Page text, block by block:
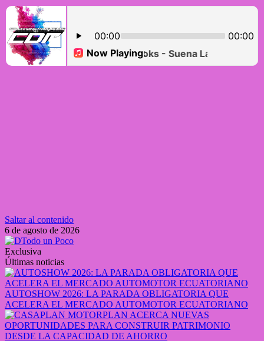
Saltar al contenido
6 de agosto de 2026
Exclusiva
Últimas noticias
AUTOSHOW 2026: LA PARADA OBLIGATORIA QUE
ACELERA EL MERCADO AUTOMOTOR ECUATORIANO